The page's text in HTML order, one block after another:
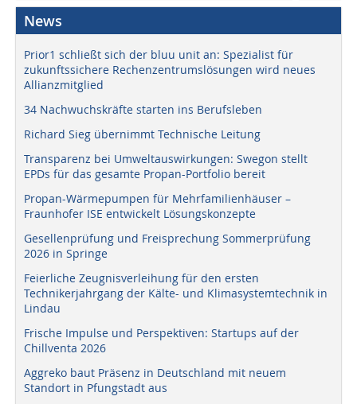
News
Prior1 schließt sich der bluu unit an: Spezialist für
zukunftssichere Rechenzentrumslösungen wird neues
Allianzmitglied
34 Nachwuchskräfte starten ins Berufsleben
Richard Sieg übernimmt Technische Leitung
Transparenz bei Umweltauswirkungen: Swegon stellt
EPDs für das gesamte Propan-Portfolio bereit
Propan-Wärmepumpen für Mehrfamilienhäuser –
Fraunhofer ISE entwickelt Lösungskonzepte
Gesellenprüfung und Freisprechung Sommerprüfung
2026 in Springe
Feierliche Zeugnisverleihung für den ersten
Technikerjahrgang der Kälte- und Klimasystemtechnik in
Lindau
Frische Impulse und Perspektiven: Startups auf der
Chillventa 2026
Aggreko baut Präsenz in Deutschland mit neuem
Standort in Pfungstadt aus